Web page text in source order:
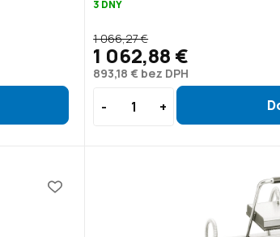
3 DNY
893,18 € bez DPH
1 066,27 €
1 062,88 €